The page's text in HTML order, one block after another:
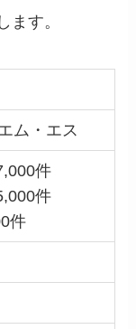
ます。
ム・エス
件
件
件